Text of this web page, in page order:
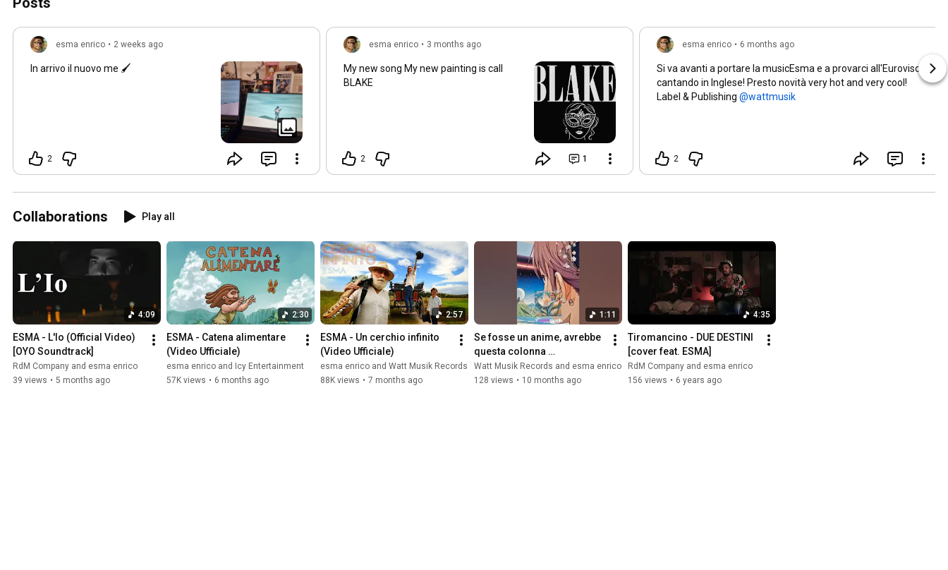
esma enrico • 2 weeks ago
In arrivo il nuovo me 🖌
2
esma enrico • 3 months ago
My new song My new painting is call
BLAKE
2 1
esma enrico • 6 months ago
Si va avanti a portare la musicEsma e a provarci all'Eurovison
cantando in Inglese! Presto novità very hot and very cool!
Label & Publishing
2
Collaborations Play all
4:09
ESMA - L'Io (Official Video)
[OYO Soundtrack]
RdM Company and esma enrico
39 views • 5 months ago
2:30
ESMA - Catena alimentare
(Video Ufficiale)
esma enrico and Icy Entertainment
57K views • 6 months ago
2:57
ESMA - Un cerchio infinito
(Video Ufficiale)
esma enrico and Watt Musik Records
88K views • 7 months ago
1:11
Se fosse un anime, avrebbe
questa colonna
sonora.Scopri “Petali e
Diamanti” di 𝓔𝓼𝓶𝓪. 🎶
Watt Musik Records and esma enrico
128 views • 10 months ago
4:35
Tiromancino - DUE DESTINI
[cover feat. ESMA]
RdM Company and esma enrico
156 views • 6 years ago